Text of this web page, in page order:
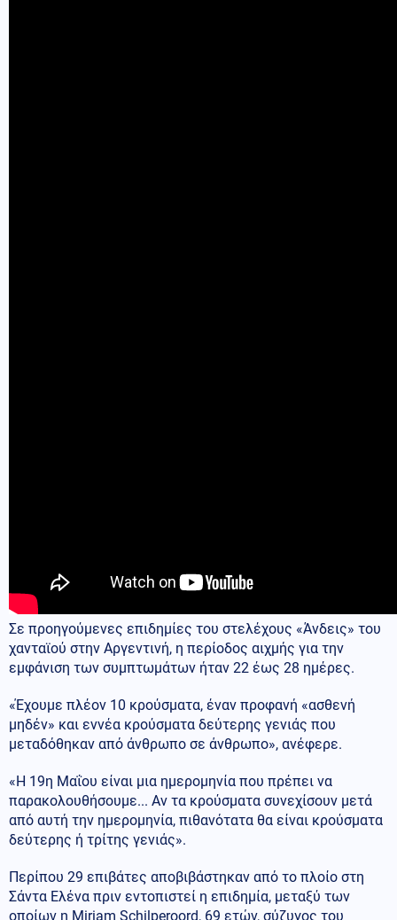
Σε προηγούμενες επιδημίες του στελέχους «Άνδεις» του
χανταϊού στην Αργεντινή, η περίοδος αιχμής για την
εμφάνιση των συμπτωμάτων ήταν 22 έως 28 ημέρες.
«Έχουμε πλέον 10 κρούσματα, έναν προφανή «ασθενή
μηδέν» και εννέα κρούσματα δεύτερης γενιάς που
μεταδόθηκαν από άνθρωπο σε άνθρωπο», ανέφερε.
«Η 19η Μαΐου είναι μια ημερομηνία που πρέπει να
παρακολουθήσουμε... Αν τα κρούσματα συνεχίσουν μετά
από αυτή την ημερομηνία, πιθανότατα θα είναι κρούσματα
δεύτερης ή τρίτης γενιάς».
Περίπου 29 επιβάτες αποβιβάστηκαν από το πλοίο στη
Σάντα Ελένα πριν εντοπιστεί η επιδημία, μεταξύ των
οποίων η Miriam Schilperoord, 69 ετών, σύζυγος του